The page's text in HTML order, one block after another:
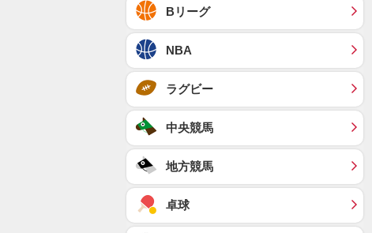
Bリーグ
NBA
ラグビー
中央競馬
地方競馬
卓球